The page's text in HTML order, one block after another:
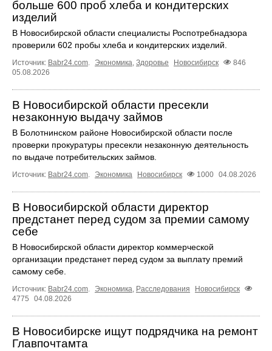
больше 600 проб хлеба и кондитерских
изделий
В Новосибирской области специалисты Роспотребнадзора
проверили 602 пробы хлеба и кондитерских изделий.
Источник: Babr24.com. Экономика, Здоровье Новосибирск
846
05.08.2026
В Новосибирской области пресекли
незаконную выдачу займов
В Болотнинском районе Новосибирской области после
проверки прокуратуры пресекли незаконную деятельность
по выдаче потребительских займов.
Источник: Babr24.com. Экономика Новосибирск 1000 04.08.2026
В Новосибирской области директор
предстанет перед судом за премии самому
себе
В Новосибирской области директор коммерческой
организации предстанет перед судом за выплату премий
самому себе.
Источник: Babr24.com. Экономика, Расследования
Новосибирск
4775
04.08.2026
В Новосибирске ищут подрядчика на ремонт
Главпочтамта